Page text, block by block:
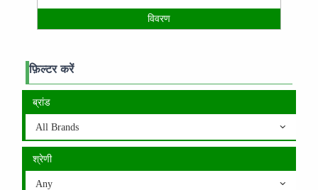
विवरण
फ़िल्टर करें
ब्रांड
All Brands
श्रेणी
Any